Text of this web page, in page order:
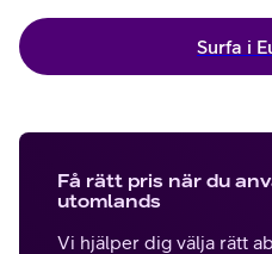
Surfa i
Få rätt pris när du
utomlands
Vi hjälper dig välja rätt